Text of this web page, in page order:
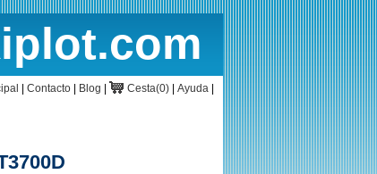
Contacto Blog CestaCesta(0) Ayuda